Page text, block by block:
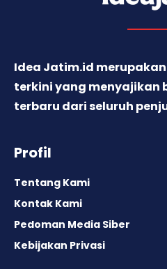
Idea Jatim.id
terkini yang menyajikan
terbaru dari seluruh
Profil
Tentang Kami
Kontak Kami
Pedoman Media Siber
Kebijakan Privasi